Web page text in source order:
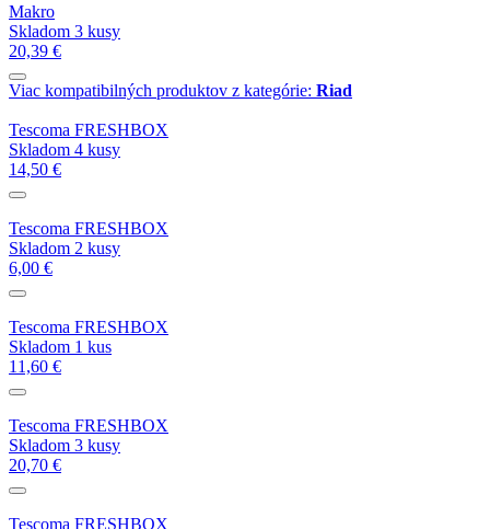
Makro
Skladom 3 kusy
20,39 €
Viac kompatibilných produktov z kategórie: Riad
Tescoma FRESHBOX
Skladom 4 kusy
14,50 €
Tescoma FRESHBOX
Skladom 2 kusy
6,00 €
Tescoma FRESHBOX
Skladom 1 kus
11,60 €
Tescoma FRESHBOX
Skladom 3 kusy
20,70 €
Tescoma FRESHBOX